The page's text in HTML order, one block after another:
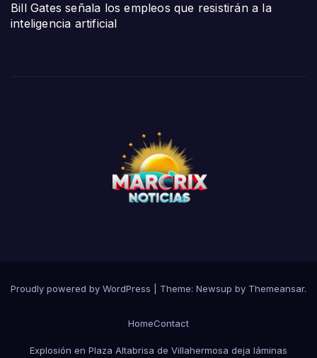
Bill Gates señala los empleos que resistirán a la
inteligencia artificial
Proudly powered by WordPress Theme: Newsup by Themeansar.
HomeContact
Explosión en Plaza Altabrisa de Villahermosa deja láminas